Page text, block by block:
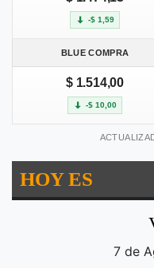
-$ 1,59
BLUE COMPRA
$ 1.514,00
-$ 10,00
HOY ES
7 de